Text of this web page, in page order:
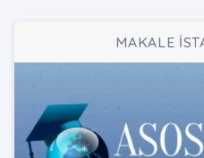
MAKALE